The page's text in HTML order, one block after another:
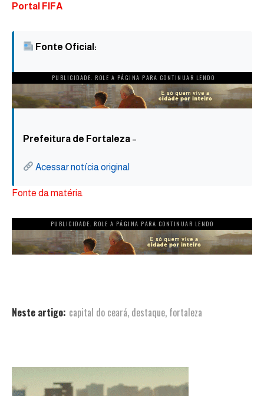
Portal FIFA
Fonte Oficial:
PUBLICIDADE. ROLE A PÁGINA PARA CONTINUAR LENDO
Prefeitura de Fortaleza –
Acessar notícia original
Fonte da matéria
PUBLICIDADE. ROLE A PÁGINA PARA CONTINUAR LENDO
Neste artigo: capital do ceará, destaque, fortaleza